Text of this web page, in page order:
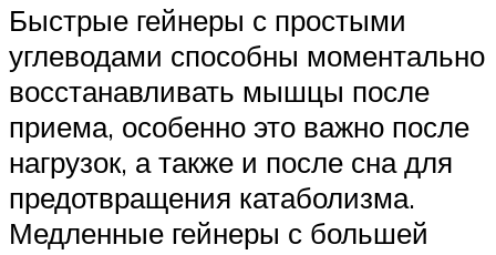
Быстрые гейнеры с простыми
углеводами способны моментально
восстанавливать мышцы после
приема, особенно это важно после
нагрузок, а также и после сна для
предотвращения катаболизма.
Медленные гейнеры с большей